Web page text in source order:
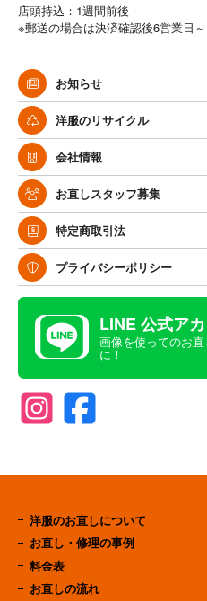
店頭持込：1週間前後
※郵送の場合は決済確認後6営業日
お知らせ
洋服のリサイクル
会社情報
お直しスタッフ募集
特定商取引法
プライバシーポリシー
LINE 公式ア
画像を使ってのお
に！
洋服のお直しについて
お直し・修理の事例
料金表
お直しの流れ